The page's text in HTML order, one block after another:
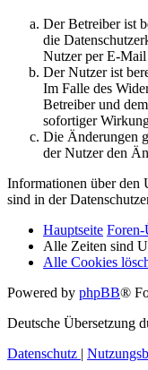
Der Betreiber ist
die
Nutzer per E-
Der Nutzer ist
Im Falle des
Betreiber und
sofortiger
Die Änderungen
der Nutzer den
Informationen über den
sind in der
Hauptseite Foren-
Alle Zeiten sind
Alle Cookies
Powered by phpBB®
Deutsche Übersetzung
Datenschutz |